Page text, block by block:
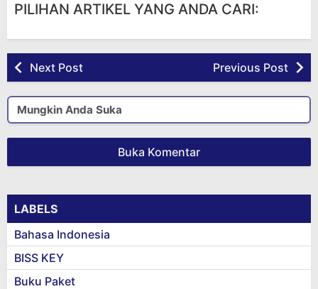
PILIHAN ARTIKEL YANG ANDA CARI:
Next Post Previous Post
Mungkin Anda Suka
Buka Komentar
LABELS
Bahasa Indonesia
BISS KEY
Buku Paket